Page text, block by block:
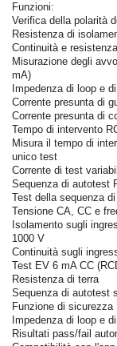
Funzioni:
Verifica della polarità
Resistenza di
Continuità e resistenza
Misurazione degli
mA)
Impedenza di loop e
Corrente presunta di
Corrente presunta di
Tempo di intervento
Misura il tempo di
unico test
Corrente di test
Sequenza di autotest
Test della sequenza
Tensione CA, CC e
Isolamento sugli
1000 V
Continuità sugli
Test EV 6 mA CC
Resistenza di terra
Sequenza di autotest
Funzione di
Impedenza di loop e
Risultati pass/fail